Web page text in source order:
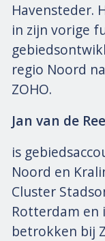
Havensteder.
in zijn vorige
regio Noord
ZOHO.
Jan van de Ree
is
Noord en
Cluster
Rotterdam en
betrokken bij